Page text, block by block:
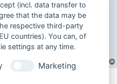
(incl. data transfer to
that the data may be
respective third-party
countries). You can, of
settings at any time.
Marketing